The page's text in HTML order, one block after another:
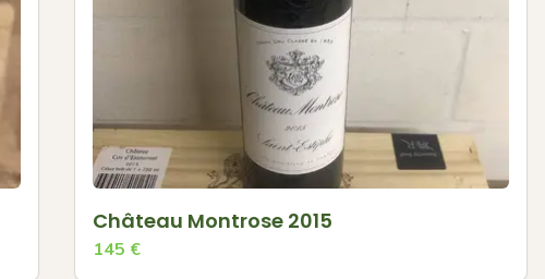
Château Montrose 2015
145 €